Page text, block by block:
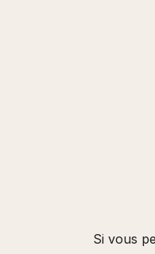
Si vous